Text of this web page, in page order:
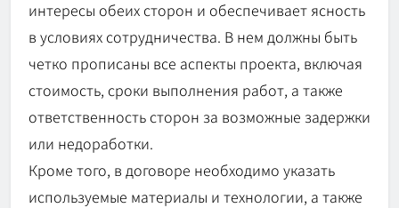
интересы обеих сторон и обеспечивает ясность
в условиях сотрудничества. В нем должны быть
четко прописаны все аспекты проекта, включая
стоимость, сроки выполнения работ, а также
ответственность сторон за возможные задержки
или недоработки.
Кроме того, в договоре необходимо указать
используемые материалы и технологии, а также